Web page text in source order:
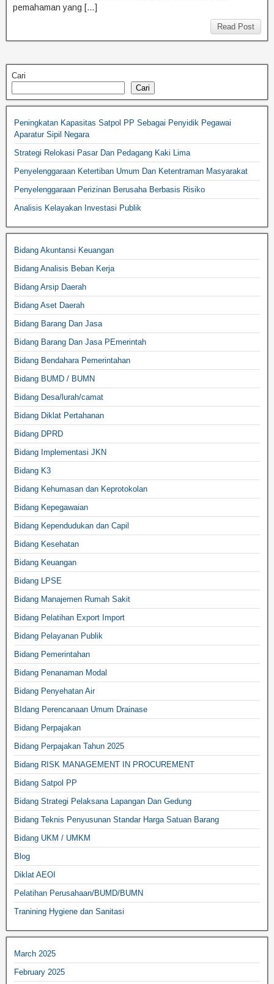
pemahaman yang […]
Read Post
Cari
Cari
Peningkatan Kapasitas Satpol PP Sebagai Penyidik Pegawai
Aparatur Sipil Negara
Strategi Relokasi Pasar Dan Pedagang Kaki Lima
Penyelenggaraan Ketertiban Umum Dan Ketentraman Masyarakat
Penyelenggaraan Perizinan Berusaha Berbasis Risiko
Analisis Kelayakan Investasi Publik
Bidang Akuntansi Keuangan
Bidang Analisis Beban Kerja
Bidang Arsip Daerah
Bidang Aset Daerah
Bidang Barang Dan Jasa
Bidang Barang Dan Jasa PEmerintah
Bidang Bendahara Pemerintahan
Bidang BUMD / BUMN
Bidang Desa/lurah/camat
Bidang Diklat Pertahanan
Bidang DPRD
Bidang Implementasi JKN
Bidang K3
Bidang Kehumasan dan Keprotokolan
Bidang Kepegawaian
Bidang Kependudukan dan Capil
Bidang Kesehatan
Bidang Keuangan
Bidang LPSE
Bidang Manajemen Rumah Sakit
Bidang Pelatihan Export Import
Bidang Pelayanan Publik
Bidang Pemerintahan
Bidang Penanaman Modal
Bidang Penyehatan Air
BIdang Perencanaan Umum Drainase
Bidang Perpajakan
Bidang Perpajakan Tahun 2025
Bidang RISK MANAGEMENT IN PROCUREMENT
Bidang Satpol PP
Bidang Strategi Pelaksana Lapangan Dan Gedung
Bidang Teknis Penyusunan Standar Harga Satuan Barang
Bidang UKM / UMKM
Blog
Diklat AEOI
Pelatihan Perusahaan/BUMD/BUMN
Tranining Hygiene dan Sanitasi
March 2025
February 2025